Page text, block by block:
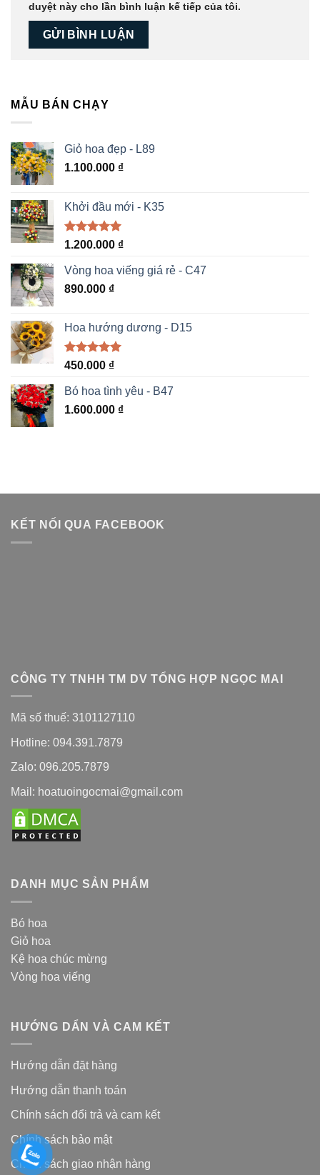
duyệt này cho lần bình luận kế tiếp của tôi.
MẪU BÁN CHẠY
Giỏ hoa đẹp - L89
1.100.000 ₫
Khởi đầu mới - K35
Được xếp
5 sao
1.200.000 ₫
Vòng hoa viếng giá rẻ - C47
890.000 ₫
Hoa hướng dương - D15
Được xếp
5 sao
450.000 ₫
Bó hoa tình yêu - B47
1.600.000 ₫
KẾT NỐI QUA FACEBOOK
CÔNG TY TNHH TM DV TỔNG HỢP NGỌC MAI
Mã số thuế: 3101127110
Hotline: 094.391.7879
Zalo: 096.205.7879
Mail: hoatuoingocmai@gmail.com
DANH MỤC SẢN PHẨM
Bó hoa
Giỏ hoa
Kệ hoa chúc mừng
Vòng hoa viếng
HƯỚNG DẨN VÀ CAM KẾT
Hướng dẫn đặt hàng
Hướng dẫn thanh toán
Chính sách đổi trả và cam kết
Chính sách bảo mật
Chính sách giao nhận hàng